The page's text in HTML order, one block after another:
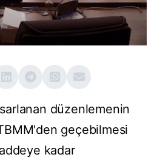
düzenlemenin
geçebilmesi
kadar